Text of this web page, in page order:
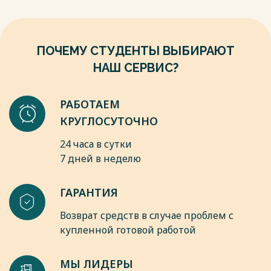
ПОЧЕМУ СТУДЕНТЫ ВЫБИРАЮТ
НАШ СЕРВИС?
РАБОТАЕМ
КРУГЛОСУТОЧНО
24 часа в сутки
7 дней в неделю
ГАРАНТИЯ
Возврат средств в случае проблем с
купленной готовой работой
МЫ ЛИДЕРЫ